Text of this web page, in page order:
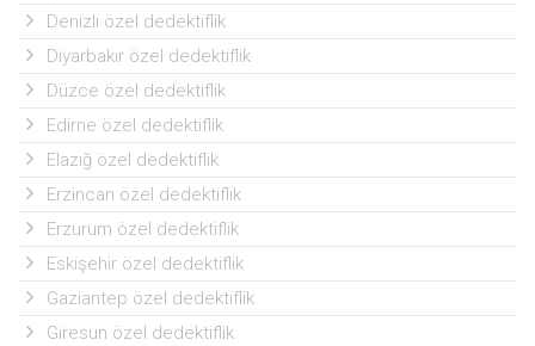
Denizli özel dedektiflik
Diyarbakır özel dedektiflik
Düzce özel dedektiflik
Edirne özel dedektiflik
Elazığ özel dedektiflik
Erzincan özel dedektiflik
Erzurum özel dedektiflik
Eskişehir özel dedektiflik
Gaziantep özel dedektiflik
Giresun özel dedektiflik